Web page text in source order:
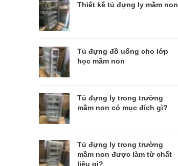
Thiết kế tủ đựng ly mầm non
Tủ đựng đồ uống cho lớp
học mầm non
Tủ đựng ly trong trường
mầm non có mục đích gì?
Tủ đựng ly trong trường
mầm non được làm từ chất
liệu gì?